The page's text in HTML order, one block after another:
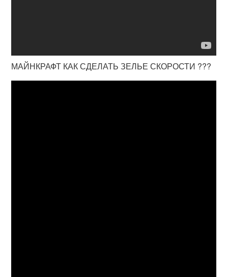
МАЙНКРАФТ КАК СДЕЛАТЬ ЗЕЛЬЕ СКОРОСТИ ???